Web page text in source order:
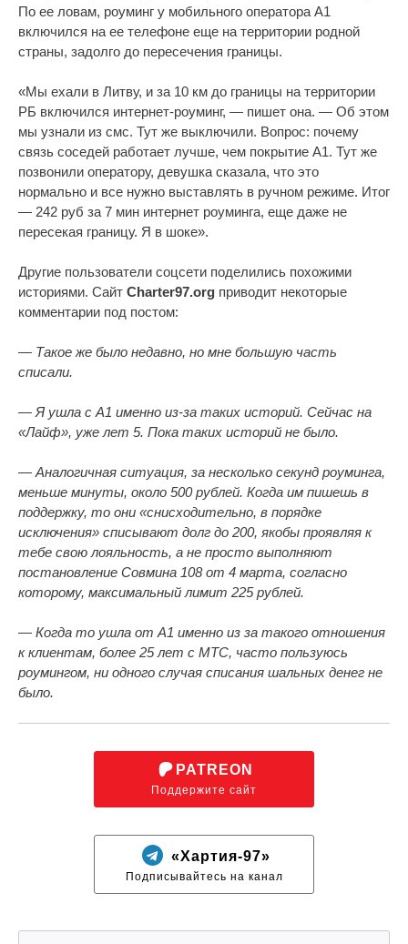
По ее ловам, роуминг у мобильного оператора А1
включился на ее телефоне еще на территории родной
страны, задолго до пересечения границы.
«Мы ехали в Литву, и за 10 км до границы на территории
РБ включился интернет-роуминг, — пишет она. — Об этом
мы узнали из смс. Тут же выключили. Вопрос: почему
связь соседей работает лучше, чем покрытие А1. Тут же
позвонили оператору, девушка сказала, что это
нормально и все нужно выставлять в ручном режиме. Итог
— 242 руб за 7 мин интернет роуминга, еще даже не
пересекая границу. Я в шоке».
Другие пользователи соцсети поделились похожими
историями. Сайт Charter97.org приводит некоторые
комментарии под постом:
— Такое же было недавно, но мне большую часть
списали.
— Я ушла с А1 именно из-за таких историй. Сейчас на
«Лайф», уже лет 5. Пока таких историй не было.
— Аналогичная ситуация, за несколько секунд роуминга,
меньше минуты, около 500 рублей. Когда им пишешь в
поддержку, то они «снисходительно, в порядке
исключения» списывают долг до 200, якобы проявляя к
тебе свою лояльность, а не просто выполняют
постановление Совмина 108 от 4 марта, согласно
которому, максимальный лимит 225 рублей.
— Когда то ушла от А1 именно из за такого отношения
к клиентам, более 25 лет с МТС, часто пользуюсь
роумингом, ни одного случая списания шальных денег не
было.
PATREON
Поддержите сайт
«Хартия-97»
Подписывайтесь на канал